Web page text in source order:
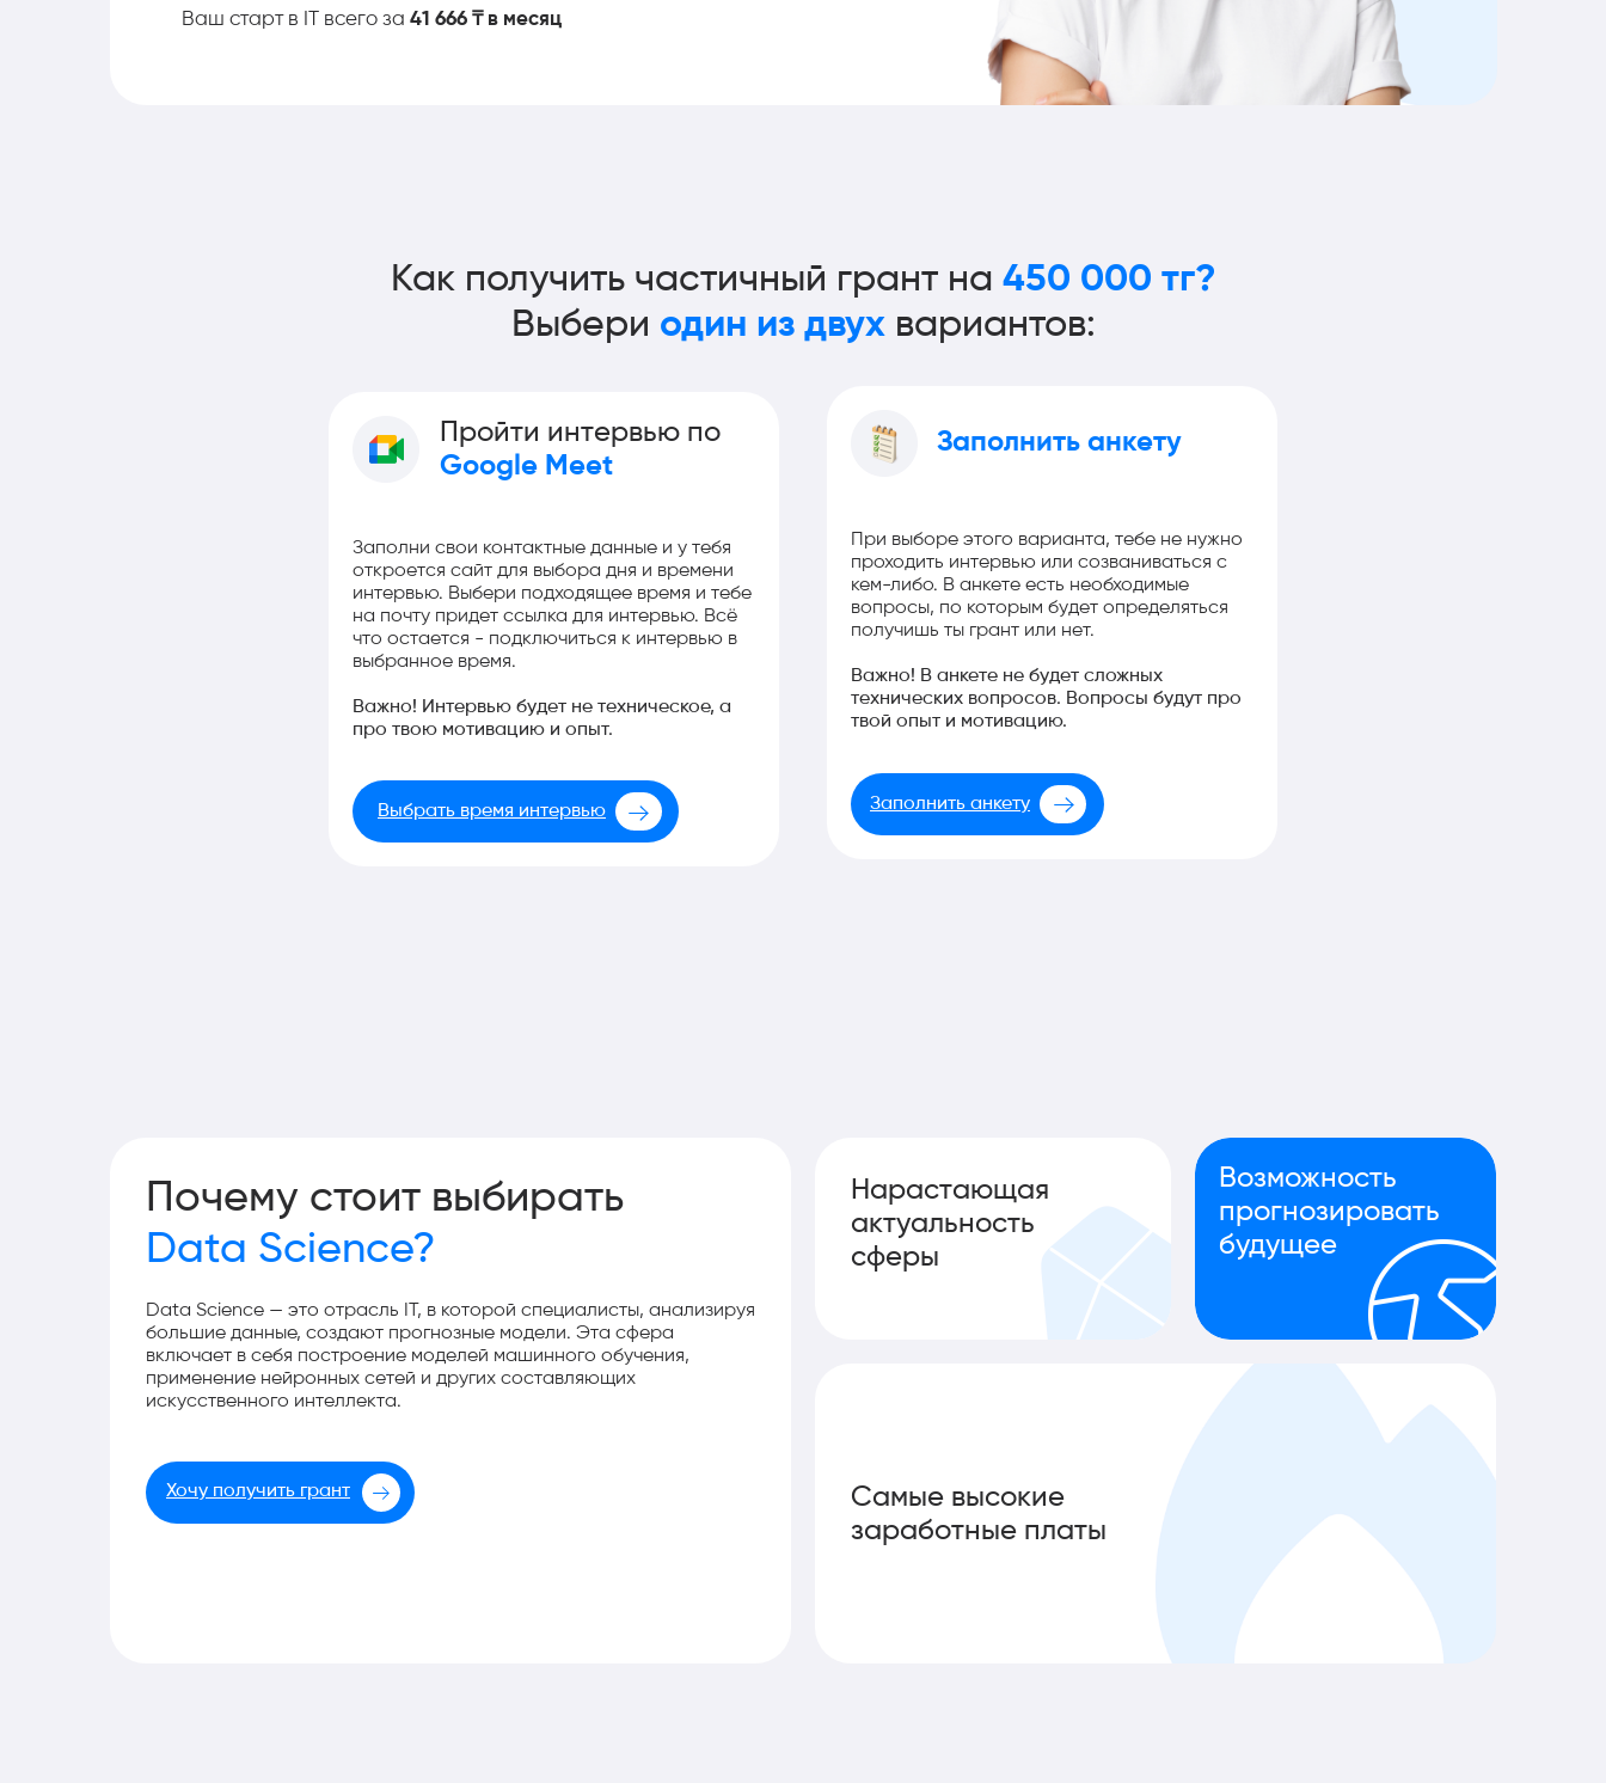
Ваш старт в IT всего за 41 666 ₸ в месяц
Как получить частичный грант на 450 000 тг?
Выбери один из двух вариантов:
Пройти интервью по
Google Meet
Выбрать время интервью
При выборе этого варианта, тебе не нужно
проходить интервью или созваниваться с
кем-либо. В анкете есть необходимые
вопросы, по которым будет определяться
получишь ты грант или нет.
Важно! В анкете не будет сложных
технических вопросов. Вопросы будут про
твой опыт и мотивацию.
Заполнить анкету
Заполни свои контактные данные и у тебя
откроется сайт для выбора дня и времени
интервью. Выбери подходящее время и тебе
на почту придет ссылка для интервью. Всё
что остается - подключиться к интервью в
выбранное время.
Важно! Интервью будет не техническое, а
про твою мотивацию и опыт.
Заполнить анкету
Почему стоит выбирать
Data Science?
Data Science — это отрасль IT, в которой специалисты, анализируя
большие данные, создают прогнозные модели. Эта сфера
включает в себя построение моделей машинного обучения,
применение нейронных сетей и других составляющих
искусственного интеллекта.
Хочу получить грант
Нарастающая
актуальность
сферы
Самые высокие
заработные платы
Возможность
прогнозировать
будущее